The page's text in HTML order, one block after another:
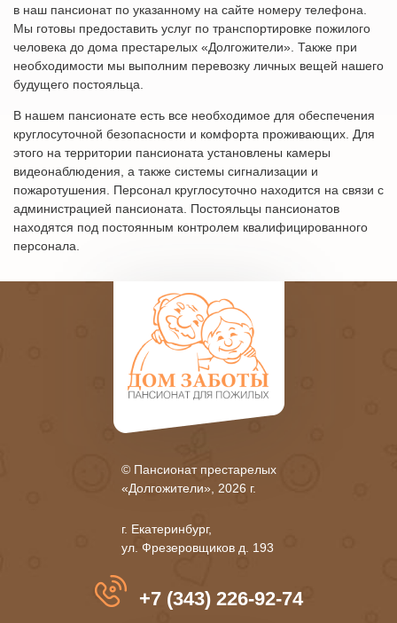
в наш пансионат по указанному на сайте номеру телефона.
Мы готовы предоставить услуг по транспортировке пожилого
человека до дома престарелых «Долгожители». Также при
необходимости мы выполним перевозку личных вещей нашего
будущего постояльца.
В нашем пансионате есть все необходимое для обеспечения
круглосуточной безопасности и комфорта проживающих. Для
этого на территории пансионата установлены камеры
видеонаблюдения, а также системы сигнализации и
пожаротушения. Персонал круглосуточно находится на связи с
администрацией пансионата. Постояльцы пансионатов
находятся под постоянным контролем квалифицированного
персонала.
© Пансионат престарелых
«Долгожители», 2026 г.
г. Екатеринбург,
ул. Фрезеровщиков д. 193
+7 (343) 226-92-74